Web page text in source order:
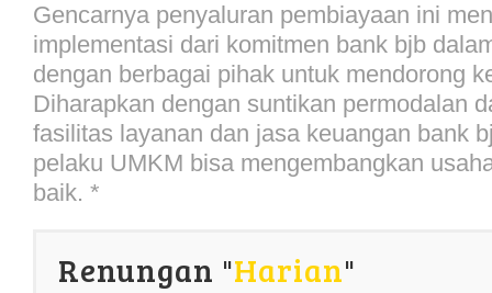
Gencarnya penyaluran pembiayaan ini
implementasi dari komitmen bank bjb
dengan berbagai pihak untuk mendorong
Diharapkan dengan suntikan permodalan
fasilitas layanan dan jasa keuangan bank
pelaku UMKM bisa mengembangkan
baik. *
Renungan "Harian"